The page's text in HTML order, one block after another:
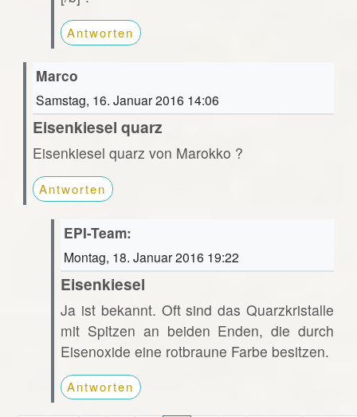
Antworten
Marco
Samstag, 16. Januar 2016 14:06
Eisenkiesel quarz
Eisenkiesel quarz von Marokko ?
Antworten
EPI-Team:
Montag, 18. Januar 2016 19:22
Eisenkiesel
Ja ist bekannt. Oft sind das Quarzkristalle
mit Spitzen an beiden Enden, die durch
Eisenoxide eine rotbraune Farbe besitzen.
Antworten